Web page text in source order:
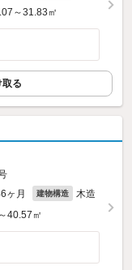
～31.83㎡
る
ヶ月 建物構造 木造
40.57㎡